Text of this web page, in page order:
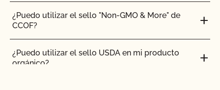
¿Puedo utilizar el sello "Non-GMO & More" de
CCOF?
¿Puedo utilizar el sello USDA en mi producto
orgánico?
almacenar y distribuir mis productos?
cuidado corporal/cuidado personal/cosmética?